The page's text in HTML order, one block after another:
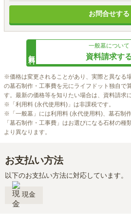
価格には、墓地永代使用料、外柵・基礎工
お問合せする
一般墓について
資料請求す
※価格は変更されることがあり、実際と異なる
の墓石制作・工事費を元にライフドット独自で
す。最新の価格等を知りたい場合は、資料請求
※「利用料 (永代使用料)」は非課税です。
※「一般墓」には利用料 (永代使用料)、墓石制
「墓石制作・工事費」はお選びになる石材の種
より異なります。
お支払い方法
以下のお支払い方法に対応しています。
現金